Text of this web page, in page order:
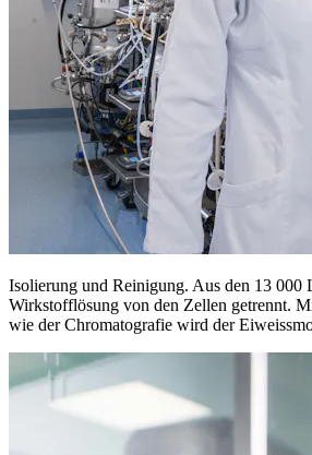
Isolierung und Reinigung. Aus den 13 000
Wirkstofflösung von den Zellen getrennt.
wie der Chromatografie wird der